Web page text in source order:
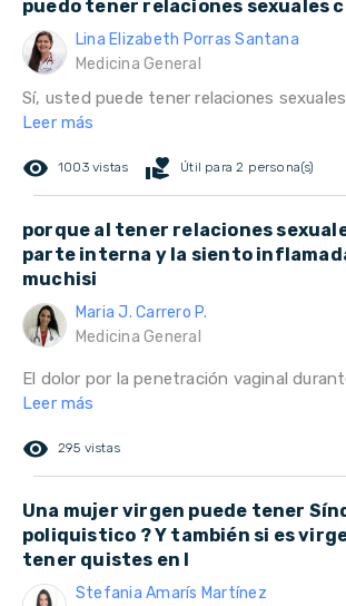
puedo tener relaciones sexuales
Lina Elizabeth Porras Santana
Medicina General
Sí, usted puede tener relaciones
Leer más
remove_red_eye 1003 vistas volunteer_activism Útil para 2 persona(s)
porque al tener relaciones
parte interna y la siento
muchisi
Maria J. Carrero P.
Medicina General
El dolor por la penetración vaginal
Leer más
remove_red_eye 295 vistas
Una mujer virgen puede tener
poliquistico ? Y también si es
tener quistes en l
Stefania Amarís Martínez